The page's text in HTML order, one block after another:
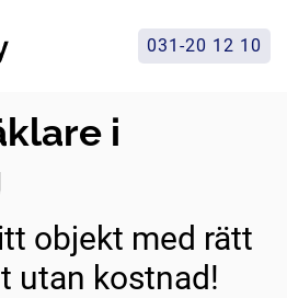
031-20 12 10
i
objekt med rätt
utan kostnad!